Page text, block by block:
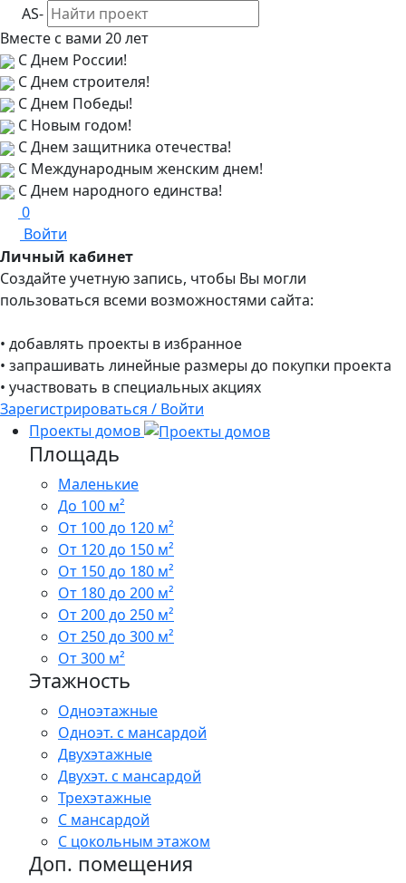
AS-
Вместе с вами 20 лет
С Днем России!
С Днем строителя!
С Днем Победы!
С Новым годом!
С Днем защитника отечества!
С Международным женским днем!
С Днем народного единства!
0
Войти
Личный кабинет
Создайте учетную запись, чтобы Вы могли
пользоваться всеми возможностями сайта:
• добавлять проекты в избранное
• запрашивать линейные размеры до покупки проекта
• участвовать в специальных акциях
Зарегистрироваться / Войти
Проекты домов
Площадь
Маленькие
До 100 м²
От 100 до 120 м²
От 120 до 150 м²
От 150 до 180 м²
От 180 до 200 м²
От 200 до 250 м²
От 250 до 300 м²
От 300 м²
Этажность
Одноэтажные
Одноэт. с мансардой
Двухэтажные
Двухэт. с мансардой
Трехэтажные
С мансардой
С цокольным этажом
Доп. помещения